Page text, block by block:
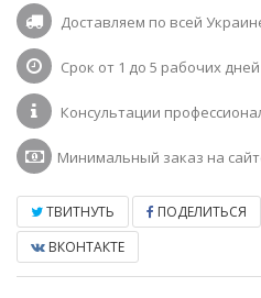
Доставляем по всей
Срок от 1 до 5 рабочих дней
Консультации
Минимальный заказ на
ТВИТНУТЬ ПОДЕЛИТЬСЯ
ВКОНТАКТЕ